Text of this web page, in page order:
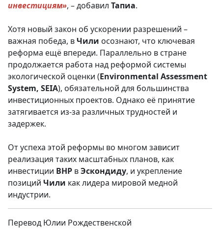
инвестициям», – добавил Тапиа.
Хотя новый закон об ускорении разрешений –
важная победа, вЧили осознают, что ключевая
реформа ещё впереди. Параллельно в стране
продолжается работа над реформой системы
экологической оценки (Environmental Assessment
System, SEIA), обязательной для большинства
инвестиционных проектов. Однако её принятие
затягивается из-за различных трудностей и
задержек.
От успеха этой реформы во многом зависит
реализация таких масштабных планов, как
инвестиции BHP вЭскондиду, и укрепление
позиций Чили как лидера мировой медной
индустрии.
Перевод Юлии Рождественской